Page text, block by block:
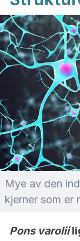
Mye av den
kjerner som er
Pons varolii